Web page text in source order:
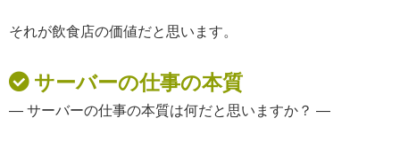
それが飲食店の価値だと思います。
サーバーの仕事の本質
— サーバーの仕事の本質は何だと思いますか？ —